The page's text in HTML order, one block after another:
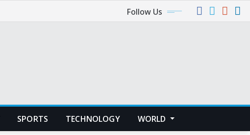
Follow Us
SPORTS TECHNOLOGY WORLD